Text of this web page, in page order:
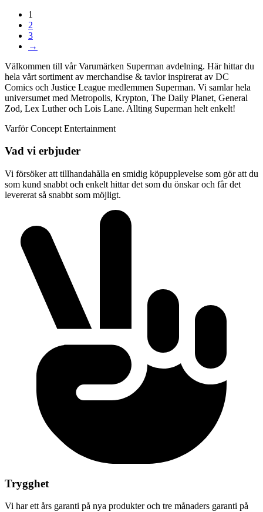
1
2
3
→
Välkommen till vår Varumärken Superman avdelning. Här hittar du
hela vårt sortiment av merchandise & tavlor inspirerat av DC
Comics och Justice League medlemmen Superman. Vi samlar hela
universumet med Metropolis, Krypton, The Daily Planet, General
Zod, Lex Luther och Lois Lane. Allting Superman helt enkelt!
Varför Concept Entertainment
Vad vi erbjuder
Vi försöker att tillhandahålla en smidig köpupplevelse som gör att du
som kund snabbt och enkelt hittar det som du önskar och får det
levererat så snabbt som möjligt.
Trygghet
Vi har ett års garanti på nya produkter och tre månaders garanti på